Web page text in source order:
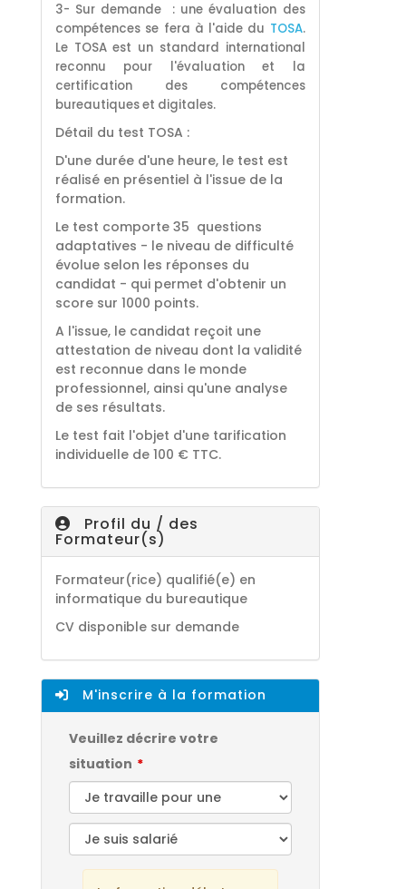
3- Sur demande : une évaluation des
compétences se fera à l'aide du TOSA.
Le TOSA est un standard international
reconnu pour l'évaluation et la
certification des compétences
bureautiques et digitales.
Détail du test TOSA :
D'une durée d'une heure, le test est
réalisé en présentiel à l'issue de la
formation.
Le test comporte 35 questions
adaptatives - le niveau de difficulté
évolue selon les réponses du
candidat - qui permet d'obtenir un
score sur 1000 points.
A l'issue, le candidat reçoit une
attestation de niveau dont la validité
est reconnue dans le monde
professionnel, ainsi qu'une analyse
de ses résultats.
Le test fait l'objet d'une tarification
individuelle de 100 € TTC.
Profil du / des
Formateur(s)
Formateur(rice) qualifié(e) en
informatique du bureautique
CV disponible sur demande
M'inscrire à la formation
Veuillez décrire votre
situation